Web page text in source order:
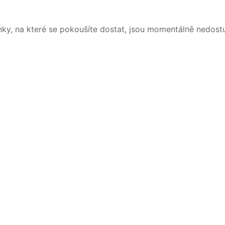
na které se pokoušíte dostat, jsou momentálně